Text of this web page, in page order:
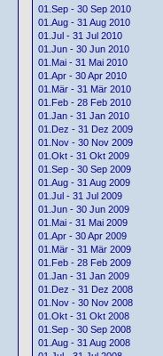
01.Sep - 30 Sep 2010
01.Aug - 31 Aug 2010
01.Jul - 31 Jul 2010
01.Jun - 30 Jun 2010
01.Mai - 31 Mai 2010
01.Apr - 30 Apr 2010
01.Mär - 31 Mär 2010
01.Feb - 28 Feb 2010
01.Jan - 31 Jan 2010
01.Dez - 31 Dez 2009
01.Nov - 30 Nov 2009
01.Okt - 31 Okt 2009
01.Sep - 30 Sep 2009
01.Aug - 31 Aug 2009
01.Jul - 31 Jul 2009
01.Jun - 30 Jun 2009
01.Mai - 31 Mai 2009
01.Apr - 30 Apr 2009
01.Mär - 31 Mär 2009
01.Feb - 28 Feb 2009
01.Jan - 31 Jan 2009
01.Dez - 31 Dez 2008
01.Nov - 30 Nov 2008
01.Okt - 31 Okt 2008
01.Sep - 30 Sep 2008
01.Aug - 31 Aug 2008